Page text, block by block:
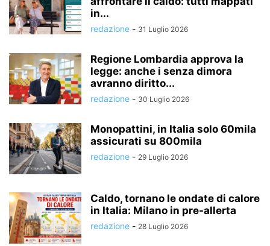
in...
redazione - 31 Luglio 2026
Regione Lombardia approva la
legge: anche i senza dimora
avranno diritto...
redazione - 30 Luglio 2026
Monopattini, in Italia solo 60mila
assicurati su 800mila
redazione - 29 Luglio 2026
Caldo, tornano le ondate di calore
in Italia: Milano in pre-allerta
redazione - 28 Luglio 2026